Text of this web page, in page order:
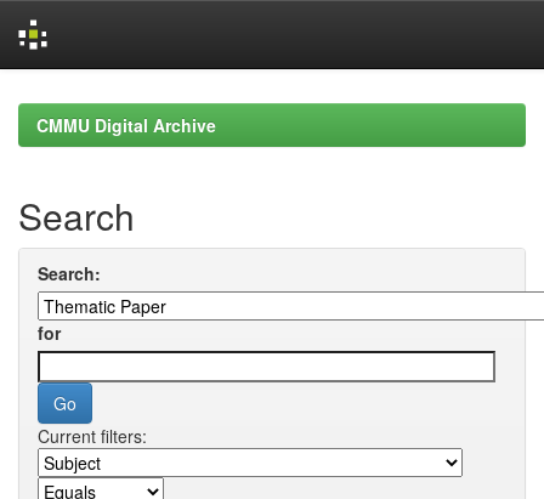
navigationCMMU Digital Archive
Search
Search:
for
Current filters: